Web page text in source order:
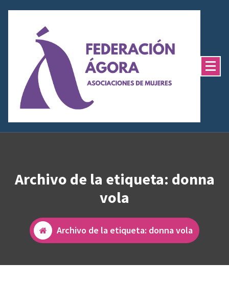
Archivo de la etiqueta: donna
vola
Archivo de la etiqueta: donna vola